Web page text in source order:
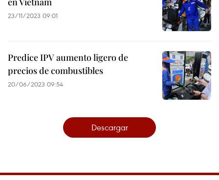
23/11/2023 09:01
Predice IPV aumento ligero de
precios de combustibles
20/06/2023 09:54
Descargar